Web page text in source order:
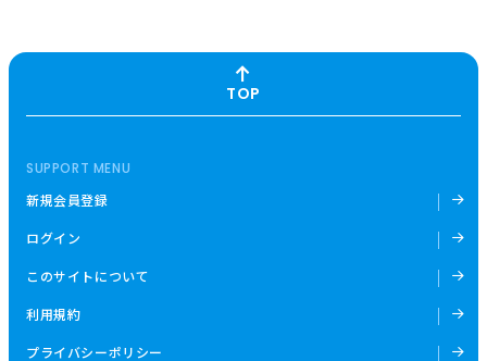
TOP
SUPPORT MENU
新規会員登録
ログイン
このサイトについて
利用規約
プライバシーポリシー